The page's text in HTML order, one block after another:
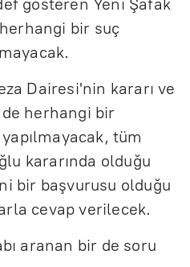
gösteren Yeni Şafak
bir suç
Dairesi'nin kararı ve
herhangi bir
tüm
kararında olduğu
bir başvurusu olduğu
cevap verilecek.
aranan bir de soru